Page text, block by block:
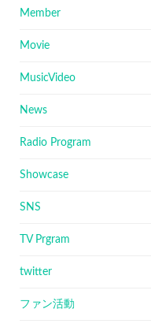
Member
Movie
MusicVideo
News
Radio Program
Showcase
SNS
TV Prgram
twitter
ファン活動